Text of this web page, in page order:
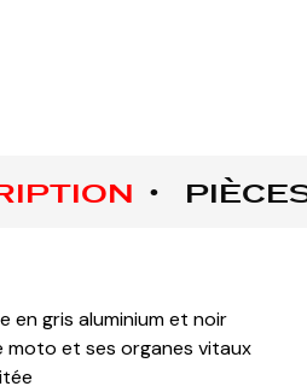
en gris aluminium et noir
et ses organes vitaux